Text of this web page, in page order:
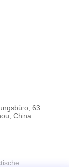
63
China